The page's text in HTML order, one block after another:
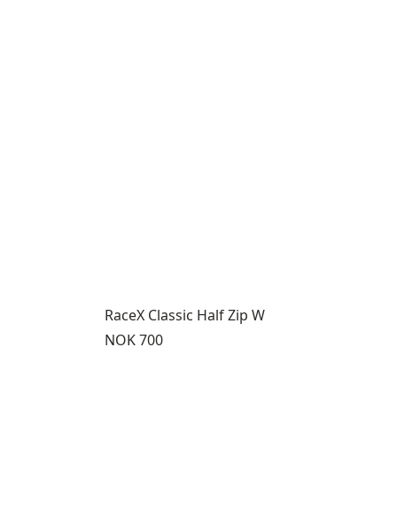
RaceX Classic Half Zip W
Pris:
NOK 700